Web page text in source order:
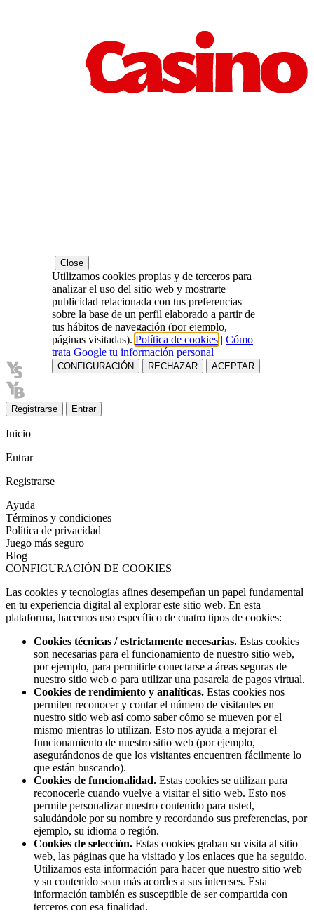
Registrarse Entrar
Inicio
Entrar
Registrarse
Ayuda
Términos y condiciones
Política de privacidad
Juego más seguro
Blog
CONFIGURACIÓN DE COOKIES
Las cookies y tecnologías afines desempeñan un papel fundamental
en tu experiencia digital al explorar este sitio web. En esta
plataforma, hacemos uso específico de cuatro tipos de cookies:
Cookies técnicas / estrictamente necesarias. Estas cookies
son necesarias para el funcionamiento de nuestro sitio web,
por ejemplo, para permitirle conectarse a áreas seguras de
nuestro sitio web o para utilizar una pasarela de pagos virtual.
Cookies de rendimiento y analíticas. Estas cookies nos
permiten reconocer y contar el número de visitantes en
nuestro sitio web así como saber cómo se mueven por el
mismo mientras lo utilizan. Esto nos ayuda a mejorar el
funcionamiento de nuestro sitio web (por ejemplo,
asegurándonos de que los visitantes encuentren fácilmente lo
que están buscando).
Cookies de funcionalidad. Estas cookies se utilizan para
reconocerle cuando vuelve a visitar el sitio web. Esto nos
permite personalizar nuestro contenido para usted,
saludándole por su nombre y recordando sus preferencias, por
ejemplo, su idioma o región.
Cookies de selección. Estas cookies graban su visita al sitio
web, las páginas que ha visitado y los enlaces que ha seguido.
Utilizamos esta información para hacer que nuestro sitio web
y su contenido sean más acordes a sus intereses. Esta
información también es susceptible de ser compartida con
terceros con esa finalidad.
Close
Utilizamos cookies propias y de terceros para
analizar el uso del sitio web y mostrarte
publicidad relacionada con tus preferencias
sobre la base de un perfil elaborado a partir de
tus hábitos de navegación (por ejemplo,
páginas visitadas). Política de cookies | Cómo
trata Google tu información personal
CONFIGURACIÓN RECHAZAR ACEPTAR